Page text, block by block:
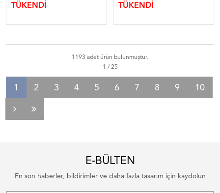
TÜKENDİ TÜKENDİ
1193 adet ürün bulunmuştur.
1 2 3 4 5 6 7 8 9 10
E-BÜLTEN
En son haberler, bildirimler ve daha fazla tasarım için kaydolun